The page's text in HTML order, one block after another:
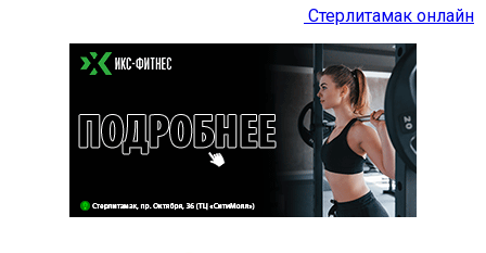
Стерлитамак онлайн